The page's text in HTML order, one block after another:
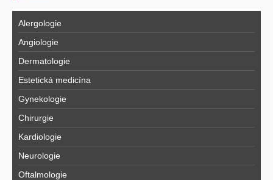
Alergologie
Angiologie
Dermatologie
Estetická medicína
Gynekologie
Chirurgie
Kardiologie
Neurologie
Oftalmologie